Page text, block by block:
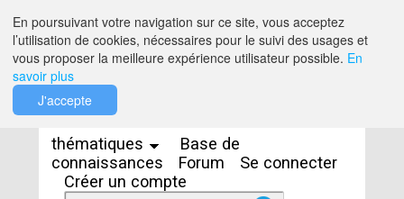
thématiques
Base de
connaissances
Forum
Se connecter
Créer un compte
En poursuivant votre navigation sur ce site, vous acceptez
l’utilisation de cookies, nécessaires pour le suivi des usages et
vous proposer la meilleure expérience utilisateur possible. En
savoir plus
J'accepte